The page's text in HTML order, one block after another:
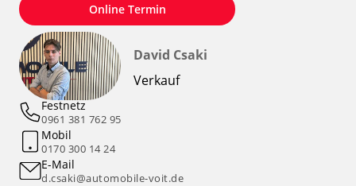
Online Termin
David Csaki
Verkauf
Festnetz
0961 381 762 95
Mobil
0170 300 14 24
E-Mail
d.csaki@automobile-voit.de